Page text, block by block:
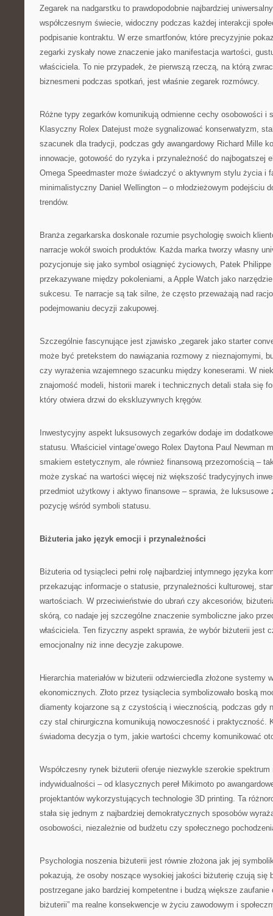
Zegarek na nadgarstku to prawdopodobnie najbardziej
współczesnym świecie, widoczny podczas każdej interakcji
podpisanie kontraktu. W erze smartfonów, które precyzyjnie
zegarki zyskały nowe znaczenie jako manifestacja wartości,
właściciela. To nie przypadek, że pierwszą rzeczą, na którą
biznesmeni podczas spotkań, jest właśnie zegarek rozmówcy.
Różne typy zegarków komunikują odmienne cechy osobowości i
Klasyczny Rolex Datejust może sygnalizować konserwatyzm,
szacunek dla tradycji, podczas gdy awangardowy Richard Mille
innowacje, gotowość do ryzyka i przynależność do najbogatszej
Omega Speedmaster może świadczyć o aktywnym stylu życia i
minimalistyczny Daniel Wellington – o młodzieżowym podejściu
trendów.
Branża zegarkarska doskonale rozumie psychologię swoich
narracje wokół swoich produktów. Każda marka tworzy własny
pozycjonuje się jako symbol osiągnięć życiowych, Patek
przekazywane między pokoleniami, a Apple Watch jako
sukcesu. Te narracje są tak silne, że często przeważają nad
podejmowaniu decyzji zakupowej.
Szczególnie fascynujące jest zjawisko „zegarek jako starter
może być pretekstem do nawiązania rozmowy z nieznajomymi,
czy wyrażenia wzajemnego szacunku między koneserami. W
znajomość modeli, historii marek i technicznych detali stała się
który otwiera drzwi do ekskluzywnych kręgów.
Inwestycyjny aspekt luksusowych zegarków dodaje im
statusu. Właściciel vintage’owego Rolex Daytona Paul Newman
smakiem estetycznym, ale również finansową przezornością –
może zyskać na wartości więcej niż większość tradycyjnych
przedmiot użytkowy i aktywo finansowe – sprawia, że luksusowe
pozycję wśród symboli statusu.
Biżuteria jako język emocji i przynależności
Biżuteria od tysiącleci pełni rolę najbardziej intymnego języka
przekazując informacje o statusie, przynależności kulturowej,
wartościach. W przeciwieństwie do ubrań czy akcesoriów,
skórą, co nadaje jej szczególne znaczenie symboliczne jako
właściciela. Ten fizyczny aspekt sprawia, że wybór biżuterii jest
emocjonalny niż inne decyzje zakupowe.
Hierarchia materiałów w biżuterii odzwierciedla złożone systemy
ekonomicznych. Złoto przez tysiąclecia symbolizowało boską
diamenty kojarzone są z czystością i wiecznością, podczas gdy
czy stal chirurgiczna komunikują nowoczesność i praktyczność.
świadoma decyzja o tym, jakie wartości chcemy komunikować
Współczesny rynek biżuterii oferuje niezwykle szerokie
indywidualności – od klasycznych pereł Mikimoto po
projektantów wykorzystujących technologie 3D printing. Ta
stała się jednym z najbardziej demokratycznych sposobów
osobowości, niezależnie od budżetu czy społecznego
Psychologia noszenia biżuterii jest równie złożona jak jej
pokazują, że osoby noszące wysokiej jakości biżuterię czują się
postrzegane jako bardziej kompetentne i budzą większe zaufanie
biżuterii” ma realne konsekwencje w życiu zawodowym i